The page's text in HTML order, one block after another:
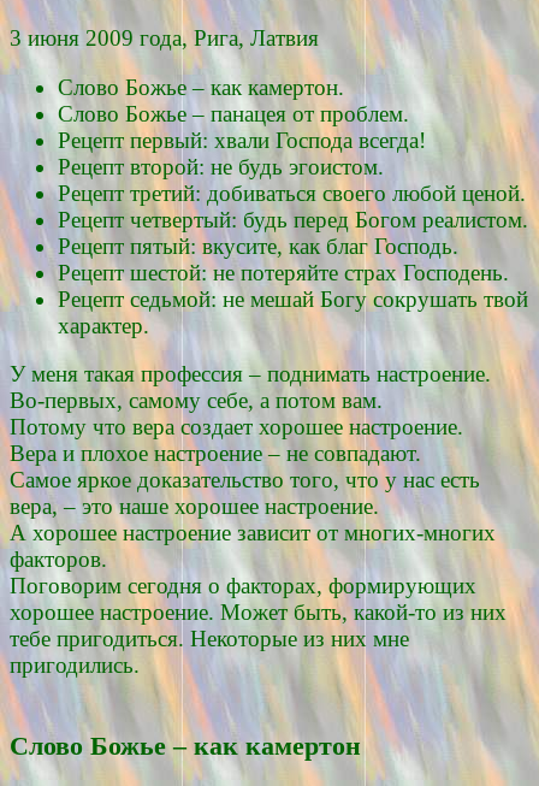
3 июня 2009 года, Рига, Латвия
Слово Божье – как камертон.
Слово Божье – панацея от проблем.
Рецепт первый: хвали Господа всегда!
Рецепт второй: не будь эгоистом.
Рецепт третий: добиваться своего любой ценой.
Рецепт четвертый: будь перед Богом реалистом.
Рецепт пятый: вкусите, как благ Господь.
Рецепт шестой: не потеряйте страх Господень.
Рецепт седьмой: не мешай Богу сокрушать твой
характер.
У меня такая профессия – поднимать настроение.
Во-первых, самому себе, а потом вам.
Потому что вера создает хорошее настроение.
Вера и плохое настроение – не совпадают.
Самое яркое доказательство того, что у нас есть
вера, – это наше хорошее настроение.
А хорошее настроение зависит от многих-многих
факторов.
Поговорим сегодня о факторах, формирующих
хорошее настроение. Может быть, какой-то из них
тебе пригодиться. Некоторые из них мне
пригодились.
Слово Божье – как камертон